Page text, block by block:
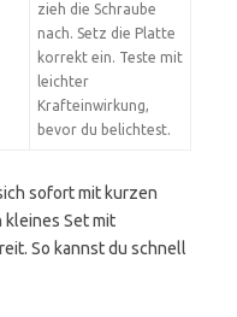
zieh die Schraube
nach. Setz die Platte
korrekt ein. Teste mit
leichter
Krafteinwirkung,
bevor du belichtest.
sofort mit kurzen
kleines Set mit
So kannst du schnell